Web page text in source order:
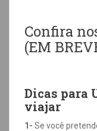
Confira
(EM
Dicas para
viajar
1- Se você